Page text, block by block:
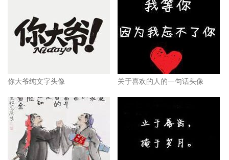
你大爷纯文字头像 关于喜欢的人的一句话头像